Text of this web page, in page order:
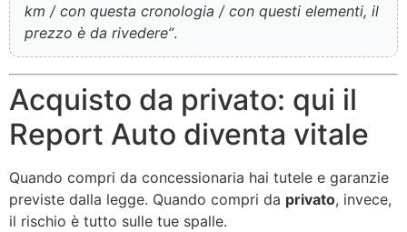
km / con questa cronologia / con questi elementi, il
prezzo è da rivedere”.
Acquisto da privato: qui il
Report Auto diventa vitale
Quando compri da concessionaria hai tutele e garanzie
previste dalla legge. Quando compri da privato, invece,
il rischio è tutto sulle tue spalle.